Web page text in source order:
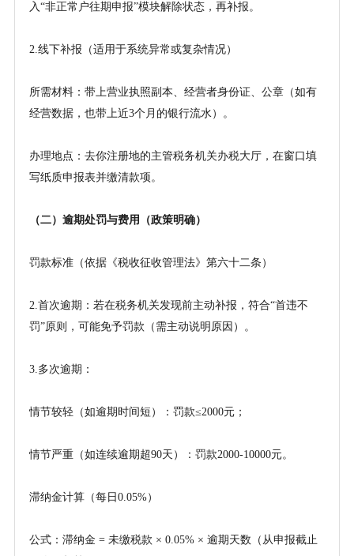
入“非正常户往期申报”模块解除状态，再补报。
2.线下补报（适用于系统异常或复杂情况）
所需材料：带上营业执照副本、经营者身份证、公章（如有
经营数据，也带上近3个月的银行流水）。
办理地点：去你注册地的主管税务机关办税大厅，在窗口填
写纸质申报表并缴清款项。
（二）逾期处罚与费用（政策明确）
罚款标准（依据《税收征收管理法》第六十二条）
2.首次逾期：若在税务机关发现前主动补报，符合“首违不
罚”原则，可能免予罚款（需主动说明原因）。
3.多次逾期：
情节较轻（如逾期时间短）：罚款≤2000元；
情节严重（如连续逾期超90天）：罚款2000-10000元。
滞纳金计算（每日 0.05%）
公式：滞纳金 = 未缴税款 × 0.05% × 逾期天数（从申报截止